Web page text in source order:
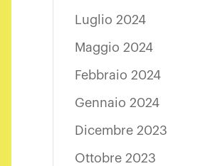
Luglio 2024
Maggio 2024
Febbraio 2024
Gennaio 2024
Dicembre 2023
Ottobre 2023